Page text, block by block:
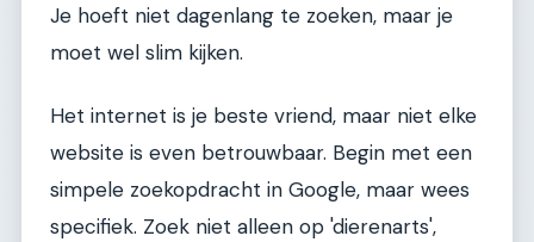
Je hoeft niet dagenlang te zoeken, maar je
moet wel slim kijken.
Het internet is je beste vriend, maar niet elke
website is even betrouwbaar. Begin met een
simpele zoekopdracht in Google, maar wees
specifiek. Zoek niet alleen op 'dierenarts',